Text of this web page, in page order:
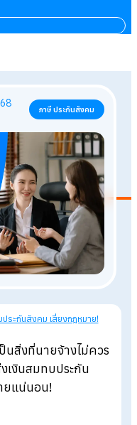
2,668 ภาษี ประกันสังคม